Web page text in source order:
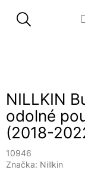
NILLKIN
odolné
(2018-
10946
Značka: Nillkin